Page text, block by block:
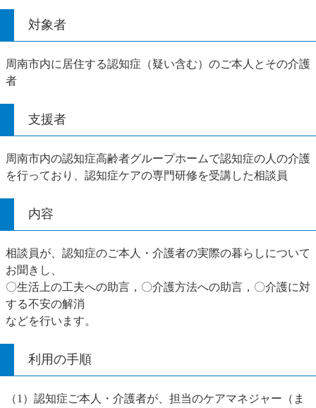
対象者
周南市内に居住する認知症（疑い含む）のご本人とその介護
者
支援者
周南市内の認知症高齢者グループホームで認知症の人の介護
を行っており、認知症ケアの専門研修を受講した相談員
内容
相談員が、認知症のご本人・介護者の実際の暮らしについて
お聞きし、
〇生活上の工夫への助言，〇介護方法への助言，〇介護に対
する不安の解消
などを行います。
利用の手順
（1）認知症ご本人・介護者が、担当のケアマネジャー（ま